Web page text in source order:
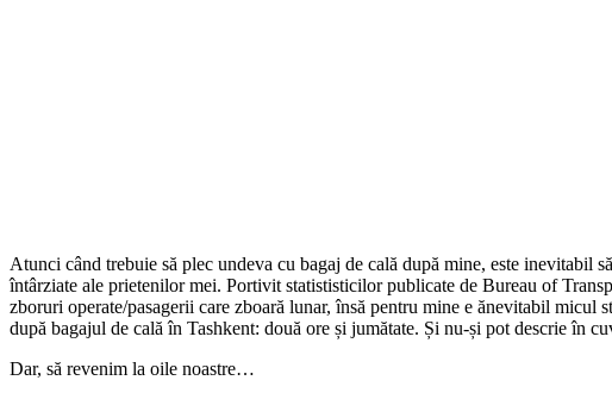
Atunci când trebuie să plec undeva cu bagaj de cală după mine, este inevitabil
întârziate ale prietenilor mei. Portivit statististicilor publicate de Bureau of
zboruri operate/pasagerii care zboară lunar, însă pentru mine e ănevitabil micul
după bagajul de cală în Tashkent: două ore și jumătate. Și nu-și pot descrie în
Dar, să revenim la oile noastre…